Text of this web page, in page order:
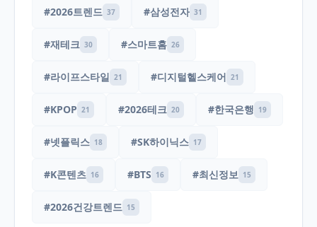
#2026트렌드 37 #삼성전자 31
#재테크 30 #스마트홈 26
#라이프스타일 21 #디지털헬스케어 21
#KPOP 21 #2026테크 20 #한국은행 19
#넷플릭스 18 #SK하이닉스 17
#K콘텐츠 16 #BTS 16 #최신정보 15
#2026건강트렌드 15